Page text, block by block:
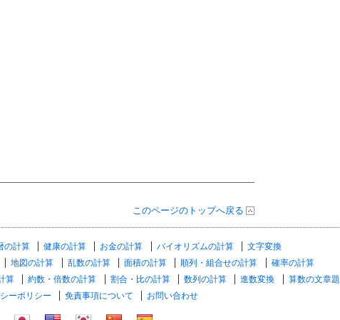
このページのトップへ戻る
の計算 健康の計算 お金の計算 バイオリズムの計算
文字変換
地図の計算 乱数の計算 面積の計算 順列・組合せの計算
確率の計算
算 約数・倍数の計算 割合・比の計算 数列の計算 進数変換
算数の文章題
ーポリシー
免責事項について お問い合わせ